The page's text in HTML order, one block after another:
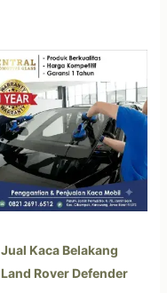
Jual Kaca Belakang
Land Rover Defender